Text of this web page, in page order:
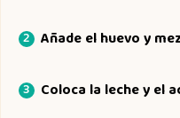
Añade el huevo y
Coloca la leche y el